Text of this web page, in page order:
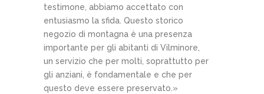
testimone, abbiamo accettato con
entusiasmo la sfida. Questo storico
negozio di montagna è una presenza
importante per gli abitanti di Vilminore,
un servizio che per molti, soprattutto per
gli anziani, è fondamentale e che per
questo deve essere preservato.»